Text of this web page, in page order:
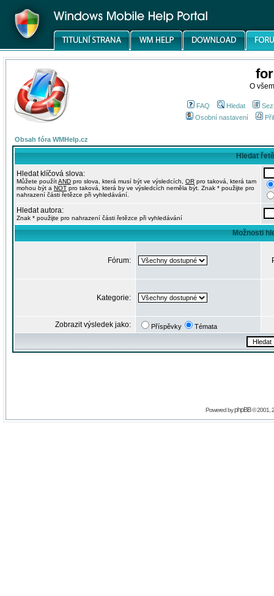
O
FAQ Hledat
Osobní nastavení
Obsah fóra WMHelp.cz
Hledat
Hledat klíčová slova:
Můžete použítAND pro slova, která musí být ve výsledcích, OR pro taková, která tam
mohou být a NOT pro taková, která by ve výsledcích neměla být. Znak * použijte pro
nahrazení části řetězce při vyhledávání.
Hledat autora:
Znak * použijte pro nahrazení části řetězce při vyhledávání
Možnosti
Fórum:
Kategorie:
Zobrazit výsledek jako: Příspěvky Témata
Powered byphpBB© 2001,